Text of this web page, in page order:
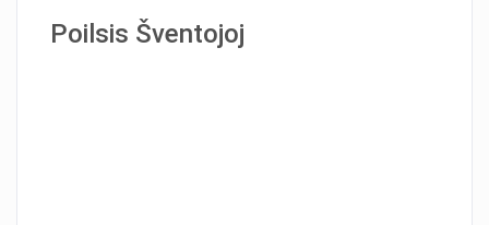
Poilsis Šventojoj